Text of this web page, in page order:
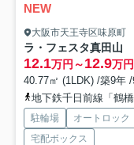
NEW
大阪市天王寺区味原町
ラ・フェスタ真田山
12.1万円～12.9万円
40.77㎡ (1LDK) /築9年 /
地下鉄千日前線「鶴
駐輪場 オートロック
宅配ボックス